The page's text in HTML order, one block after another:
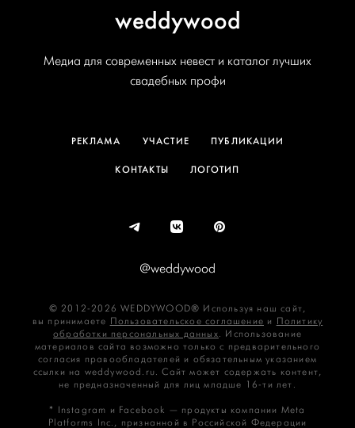
weddywood
Медиа для современных невест и каталог лучших
свадебных профи
РЕКЛАМА УЧАСТИЕ ПУБЛИКАЦИИ
КОНТАКТЫ ЛОГОТИП
@weddywood
© 2012-2026 WEDDYWOOD® Используя наш сайт,
вы принимаете Пользовательское соглашение и
Политику
обработки персональных данных. Использование
материалов сайта возможно только с предварительного
согласия правообладателей и обязательным указанием
ссылки на weddywood.ru. Сайт может содержать контент,
не предназначенный для лиц младше 16‑ти лет.
* Instagram и Facebook — продукты компании Meta
Platforms Inc., признанной в Российской Федерации